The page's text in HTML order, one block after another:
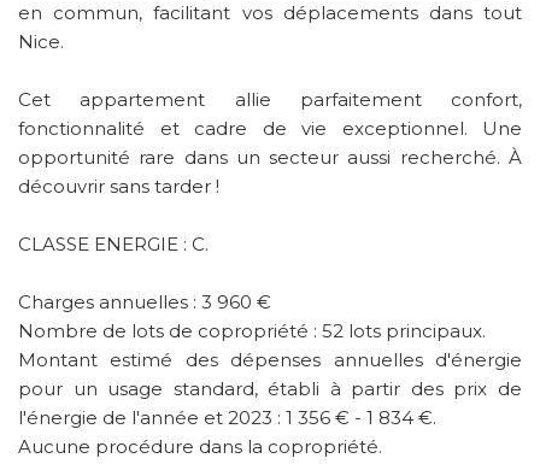
en commun, facilitant vos déplacements dans tout
Nice.
Cet appartement allie parfaitement confort,
fonctionnalité et cadre de vie exceptionnel. Une
opportunité rare dans un secteur aussi recherché. À
découvrir sans tarder !
CLASSE ENERGIE : C.
Charges annuelles : 3 960 €
Nombre de lots de copropriété : 52 lots principaux.
Montant estimé des dépenses annuelles d'énergie
pour un usage standard, établi à partir des prix de
l'énergie de l'année et 2023 : 1 356 € - 1 834 €.
Aucune procédure dans la copropriété.